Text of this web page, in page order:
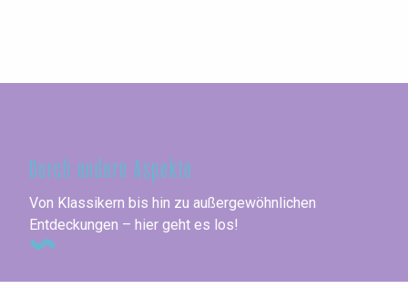
Durch andere Aspekte
Von Klassikern bis hin zu außergewöhnlichen
Entdeckungen – hier geht es los!